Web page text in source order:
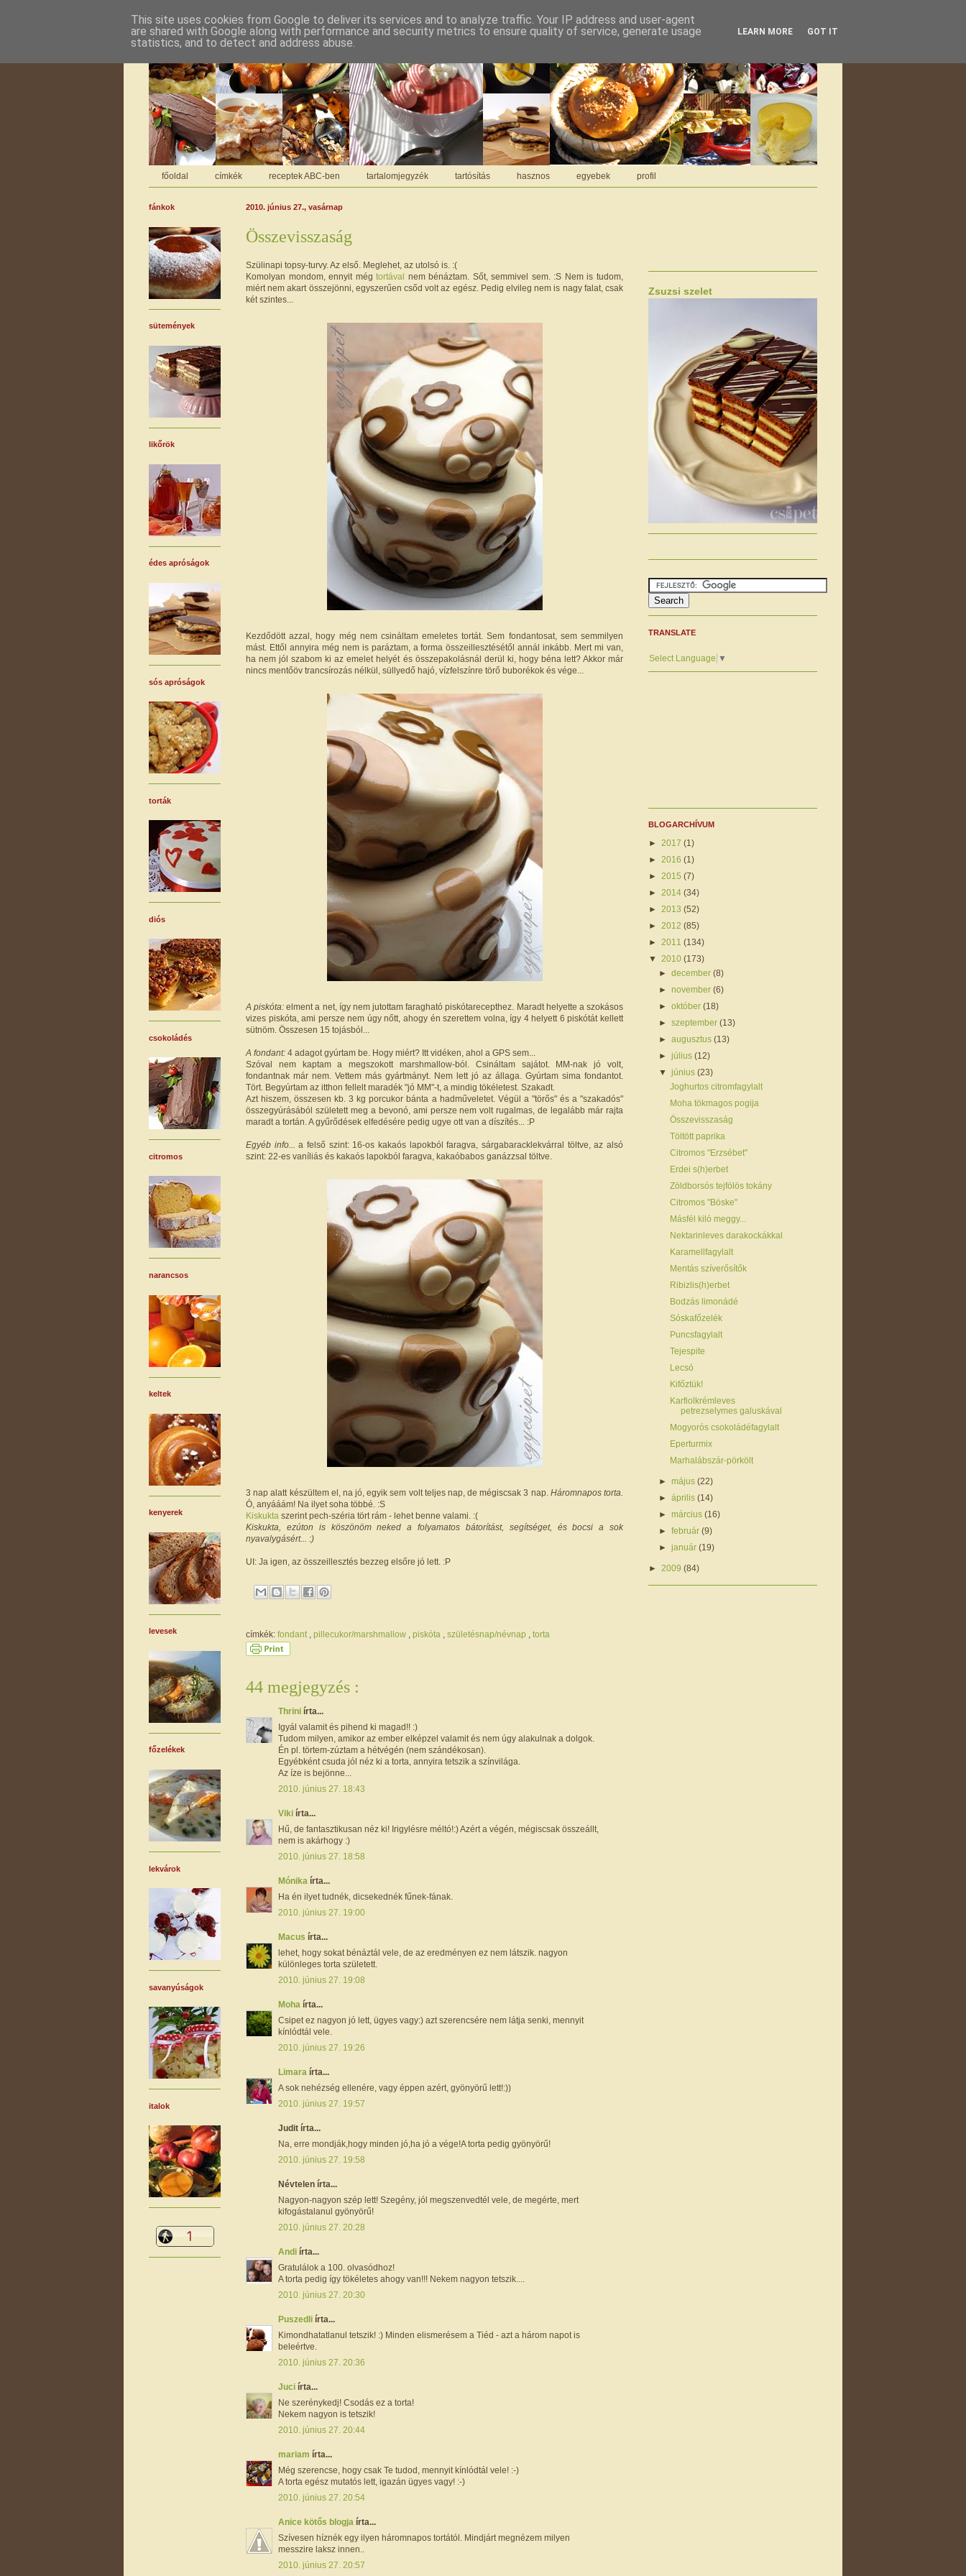
főoldal címkék receptek ABC-ben tartalomjegyzék tartósítás hasznos egyebek profil
2010. június 27., vasárnap
Összevisszaság
Szülinapi topsy-turvy. Az első. Meglehet, az utolsó is. :(
Komolyan mondom, ennyit mégtortával nem bénáztam. Sőt, semmivel sem. :S Nem is tudom,
miért nem akart összejönni, egyszerűen csőd volt az egész. Pedig elvileg nem is nagy falat, csak
két szintes...
Kezdődött azzal, hogy még nem csináltam emeletes tortát. Sem fondantosat, sem semmilyen
mást. Ettől annyira még nem is paráztam, a forma összeillesztésétől annál inkább. Mert mi van,
ha nem jól szabom ki az emelet helyét és összepakolásnál derül ki, hogy béna lett? Akkor már
nincs mentőöv trancsírozás nélkül, süllyedő hajó, vízfelszínre törő buborékok és vége...
A piskóta: elment a net, így nem jutottam faragható piskótarecepthez. Maradt helyette a szokásos
vizes piskóta, ami persze nem úgy nőtt, ahogy én szerettem volna, így 4 helyett 6 piskótát kellett
sütnöm. Összesen 15 tojásból...
A fondant: 4 adagot gyúrtam be. Hogy miért? Itt vidéken, ahol a GPS sem...
Szóval nem kaptam a megszokott marshmallow-ból. Csináltam sajátot. MM-nak jó volt,
fondantnak már nem. Vettem más gyártmányt. Nem lett jó az állaga. Gyúrtam sima fondantot.
Tört. Begyúrtam az itthon fellelt maradék "jó MM"-t, a mindig tökéletest. Szakadt.
Azt hiszem, összesen kb. 3 kg porcukor bánta a hadműveletet. Végül a "törős" és a "szakadós"
összegyúrásából született meg a bevonó, ami persze nem volt rugalmas, de legalább már rajta
maradt a tortán. A gyűrődések elfedésére pedig ugye ott van a díszítés... :P
Egyéb info...a felső szint: 16-os kakaós lapokból faragva, sárgabaracklekvárral töltve, az alsó
szint: 22-es vaníliás és kakaós lapokból faragva, kakaóbabos ganázzsal töltve.
3 nap alatt készültem el, na jó, egyik sem volt teljes nap, de mégiscsak 3 nap. Háromnapos torta.
Ó, anyááám! Na ilyet soha többé. :S
Kiskukta szerint pech-széria tört rám - lehet benne valami. :(
Kiskukta, ezúton is köszönöm neked a folyamatos bátorítást, segítséget, és bocsi a sok
nyavalygásért... :)
UI: Ja igen, az összeillesztés bezzeg elsőre jó lett. :P
címkék: fondant pillecukor/marshmallow piskóta születésnap/névnap torta
44 megjegyzés :
Thrini írta...
Igyál valamit és pihend ki magad!! :)
Tudom milyen, amikor az ember elképzel valamit és nem úgy alakulnak a dolgok.
Én pl. törtem-zúztam a hétvégén (nem szándékosan).
Egyébként csuda jól néz ki a torta, annyira tetszik a színvilága.
Az íze is bejönne...
2010. június 27. 18:43
Viki írta...
Hű, de fantasztikusan néz ki! Irigylésre méltó!:) Azért a végén, mégiscsak összeállt,
nem is akárhogy :)
2010. június 27. 18:58
Mónika írta...
Ha én ilyet tudnék, dicsekednék fűnek-fának.
2010. június 27. 19:00
Macus írta...
lehet, hogy sokat bénáztál vele, de az eredményen ez nem látszik. nagyon
különleges torta született.
2010. június 27. 19:08
Moha írta...
Csipet ez nagyon jó lett, ügyes vagy:) azt szerencsére nem látja senki, mennyit
kínlódtál vele.
2010. június 27. 19:26
Limara írta...
A sok nehézség ellenére, vagy éppen azért, gyönyörű lett!:))
2010. június 27. 19:57
Judit írta...
Na, erre mondják,hogy minden jó,ha jó a vége!A torta pedig gyönyörű!
2010. június 27. 19:58
Névtelen írta...
Nagyon-nagyon szép lett! Szegény, jól megszenvedtél vele, de megérte, mert
kifogástalanul gyönyörű!
2010. június 27. 20:28
Andi írta...
Gratulálok a 100. olvasódhoz!
A torta pedig így tökéletes ahogy van!!! Nekem nagyon tetszik....
2010. június 27. 20:30
Puszedli írta...
Kimondhatatlanul tetszik! :) Minden elismerésem a Tiéd - azt a három napot is
beleértve.
2010. június 27. 20:36
Juci írta...
Ne szerénykedj! Csodás ez a torta!
Nekem nagyon is tetszik!
2010. június 27. 20:44
mariam írta...
Még szerencse, hogy csak Te tudod, mennyit kínlódtál vele! :-)
A torta egész mutatós lett, igazán ügyes vagy! :-)
2010. június 27. 20:54
Anice kötős blogja írta...
Szívesen híznék egy ilyen háromnapos tortától. Mindjárt megnézem milyen
messzire laksz innen..
2010. június 27. 20:57
fánkok
sütemények
likőrök
édes apróságok
sós apróságok
torták
diós
csokoládés
citromos
narancsos
keltek
kenyerek
levesek
főzelékek
lekvárok
savanyúságok
italok
Zsuzsi szelet
TRANSLATE
Select Language ▼
BLOGARCHÍVUM
► 2017 (1)
► 2016 (1)
► 2015 (7)
► 2014 (34)
► 2013 (52)
► 2012 (85)
► 2011 (134)
▼ 2010 (173)
►december(8)
►november(6)
►október(18)
►szeptember(13)
►augusztus(13)
►július(12)
▼június(23)
Joghurtos citromfagylalt
Moha tökmagos pogija
Összevisszaság
Töltött paprika
Citromos "Erzsébet"
Erdei s(h)erbet
Zöldborsós tejfölös tokány
Citromos "Böske"
Másfél kiló meggy...
Nektarinleves darakockákkal
Karamellfagylalt
Mentás szíverősítők
Ribizlis(h)erbet
Bodzás limonádé
Sóskafőzelék
Puncsfagylalt
Tejespite
Lecsó
Kifőztük!
Karfiolkrémleves
petrezselymes galuskával
Mogyorós csokoládéfagylalt
Eperturmix
Marhalábszár-pörkölt
►május(22)
►április(14)
►március(16)
►február(9)
►január(19)
► 2009 (84)
This site uses cookies from Google to deliver its services and to analyze traffic. Your IP address and user-agent
are shared with Google along with performance and security metrics to ensure quality of service, generate usage
statistics, and to detect and address abuse.
LEARN MORE GOT IT